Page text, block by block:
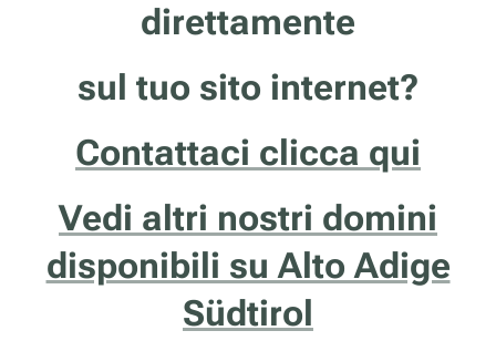
direttamente
sul tuo sito internet?
Contattaci clicca qui
Vedi altri nostri domini
disponibili su Alto Adige
Südtirol